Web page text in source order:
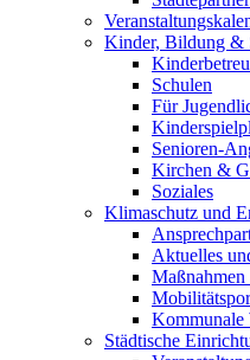
Kinder, Bildung &
Schulen
Für
Senioren-
Kirchen &
Soziales
Klimaschutz und
Aktuelles
Kommunale
Städtische